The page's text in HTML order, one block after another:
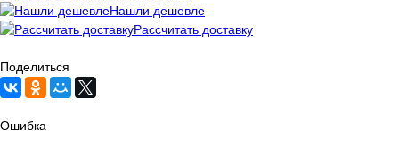
Нашли дешевле
Рассчитать доставку
Поделиться
Ошибка